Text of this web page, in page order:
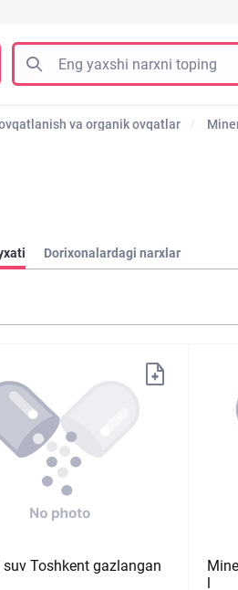
va organik ovqatlar
Dorixonalardagi narxlar
suv Toshkent gazlangan
l